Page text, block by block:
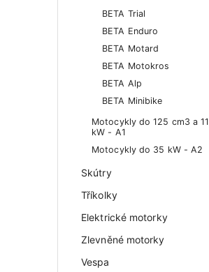
BETA Trial
BETA Enduro
BETA Motard
BETA Motokros
BETA Alp
BETA Minibike
Motocykly do 125 cm3 a 11
kW - A1
Motocykly do 35 kW - A2
Skútry
Tříkolky
Elektrické motorky
Zlevněné motorky
Vespa